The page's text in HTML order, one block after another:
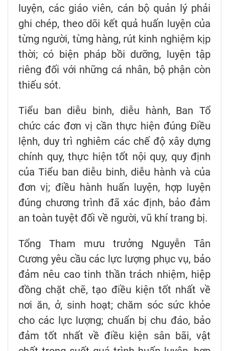
luyện, các giáo viên, cán bộ quản lý phải
ghi chép, theo dõi kết quả huấn luyện của
từng người, từng hàng, rút kinh nghiệm kịp
thời; có biện pháp bồi dưỡng, luyện tập
riêng đối với những cá nhân, bộ phận còn
thiếu sót.
Tiểu ban diễu binh, diễu hành, Ban Tổ
chức các đơn vị cần thực hiện đúng Điều
lệnh, duy trì nghiêm các chế độ xây dựng
chính quy, thực hiện tốt nội quy, quy định
của Tiểu ban diễu binh, diễu hành và của
đơn vị; điều hành huấn luyện, hợp luyện
đúng chương trình đã xác định, bảo đảm
an toàn tuyệt đối về người, vũ khí trang bị.
Tổng Tham mưu trưởng Nguyễn Tân
Cương yêu cầu các lực lượng phục vụ, bảo
đảm nêu cao tinh thần trách nhiệm, hiệp
đồng chặt chẽ, tạo điều kiện tốt nhất về
nơi ăn, ở, sinh hoạt; chăm sóc sức khỏe
cho các lực lượng; chuẩn bị chu đáo, bảo
đảm tốt nhất về điều kiện sân bãi, vật